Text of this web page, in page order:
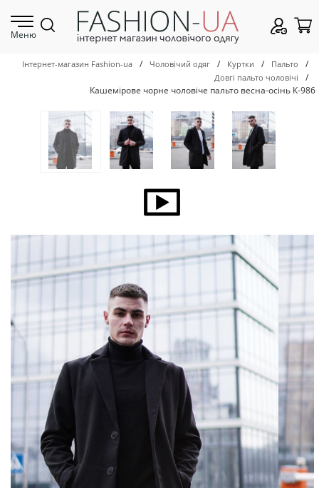
Меню
Інтернет-магазин Fashion-ua / Чоловічий одяг / Куртки / Пальто /
Довгі пальто чоловічі
/
Кашемірове чорне чоловіче пальто весна-осінь К-986